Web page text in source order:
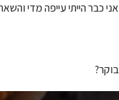
כבר הייתי עייפה מדי